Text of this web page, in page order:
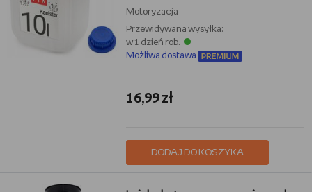
Motoryzacja
Przewidywana wysyłka:
w 1 dzień rob.
Możliwa dostawa
16,99 zł
DODAJ DO KOSZYKA